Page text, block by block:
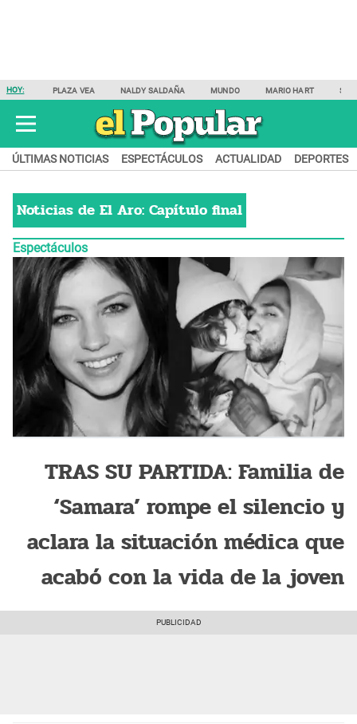
HOY: PLAZA VEA NALDY SALDAÑA MUNDO MARIO HART
ÚLTIMAS NOTICIAS ESPECTÁCULOS ACTUALIDAD DEPORTES
Noticias de El Aro: Capítulo final
Espectáculos
TRAS SU PARTIDA: Familia de
‘Samara’ rompe el silencio y
aclara la situación médica que
acabó con la vida de la joven